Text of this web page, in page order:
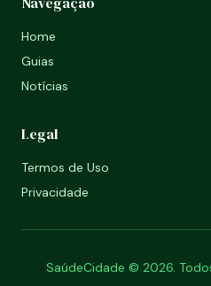
Home
Guias
Notícias
Legal
Termos de Uso
Privacidade
SaúdeCidade © 2026.